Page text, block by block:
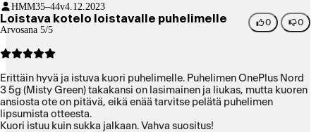
HMM35–44v4.12.2023
Loistava kotelo loistavalle puhelimelle
Arvosana 5/5
0 0
Erittäin hyvä ja istuva kuori puhelimelle. Puhelimen OnePlus Nord
3 5g (Misty Green) takakansi on lasimainen ja liukas, mutta kuoren
ansiosta ote on pitävä, eikä enää tarvitse pelätä puhelimen
lipsumista otteesta.
Kuori istuu kuin sukka jalkaan. Vahva suositus!